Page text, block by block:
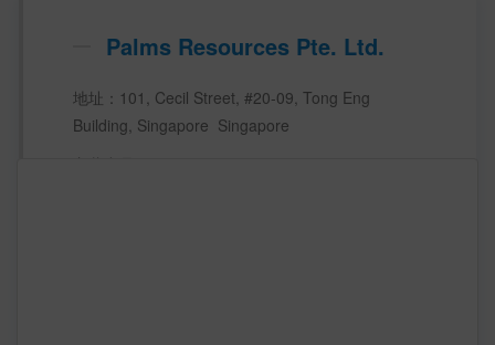
Palms Resources Pte. Ltd.
地址：101, Cecil Street, #20-09, Tong Eng
Building, Singapore  Singapore
主营产品：